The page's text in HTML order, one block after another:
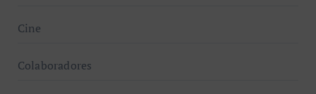
Cine
Colaboradores